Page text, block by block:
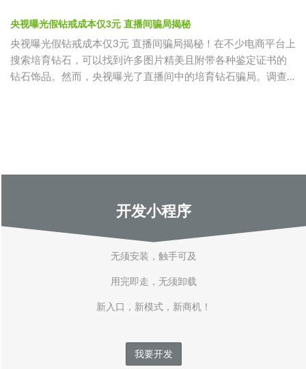
央视曝光假钻戒成本仅3元 直播间骗局揭秘
央视曝光假钻戒成本仅3元 直播间骗局揭秘！在不少电商平台上
搜索培育钻石，可以找到许多图片精美且附带各种鉴定证书的
钻石饰品。然而，央视曝光了直播间中的培育钻石骗局。调查
开发小程序
无须安装，触手可及
用完即走，无须卸载
新入口，新模式，新商机！
我要开发